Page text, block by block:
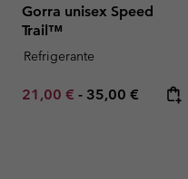
Gorra unisex Speed
Trail™
Refrigerante
Minimum sale price:
21,00 € - Maximum price:
35,00 €